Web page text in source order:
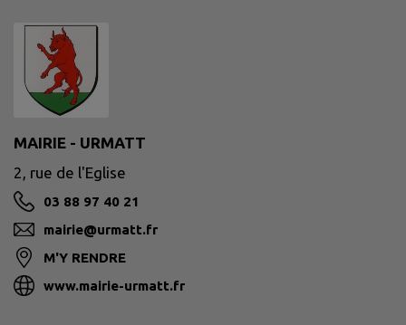
MAIRIE - URMATT
2, rue de l'Eglise
03 88 97 40 21
mairie@urmatt.fr
M'Y RENDRE
www.mairie-urmatt.fr